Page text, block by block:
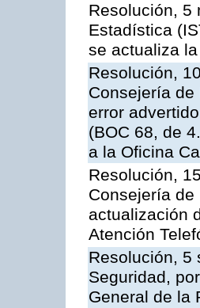
Resolución, 5
Estadística
se actualiza
Resolución,
Consejería
error
(BOC 68, de
a la Oficina
Resolución,
Consejería
actualización
Atención
Resolución, 5
Seguridad,
General de la